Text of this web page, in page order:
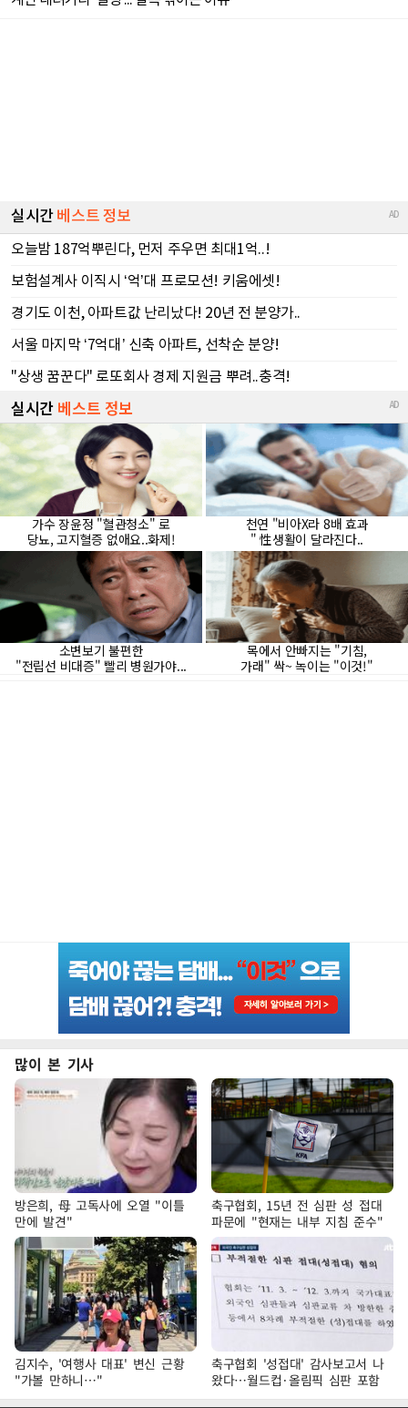
많이 본 기사
방은희, 母 고독사에 오열 "이틀
만에 발견"
축구협회, 15년 전 심판 성 접대
파문에 "현재는 내부 지침 준수"
김지수, '여행사 대표' 변신 근황
"가볼 만하니…"
축구협회 '성접대' 감사보고서 나
왔다…월드컵·올림픽 심판 포함